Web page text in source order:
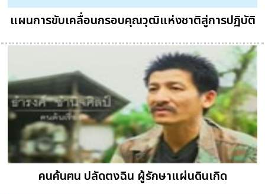
แผนการขับเคลื่อนกรอบคุณวุฒิแห่งชาติสู่การปฏิบัติ
คนค้นฅน ปลัดตงฉิน ผู้รักษาแผ่นดินเกิด